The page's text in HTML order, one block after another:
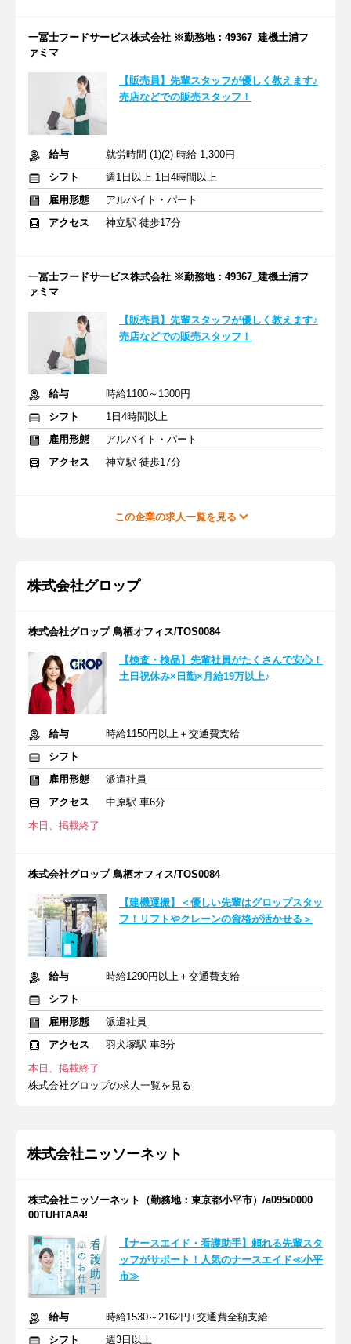
一冨士フードサービス株式会社 ※勤務地：49367_建機土浦フ
ァミマ
【販売員】先輩スタッフが優しく教えます♪
売店などでの販売スタッフ！
給与
就労時間 (1)(2) 時給 1,300円
シフト
週1日以上 1日4時間以上
雇用形態
アルバイト・パート
アクセス
神立駅 徒歩17分
一冨士フードサービス株式会社 ※勤務地：49367_建機土浦フ
ァミマ
【販売員】先輩スタッフが優しく教えます♪
売店などでの販売スタッフ！
給与
時給1100～1300円
シフト
1日4時間以上
雇用形態
アルバイト・パート
アクセス
神立駅 徒歩17分
この企業の求人一覧を見る
株式会社グロップ
株式会社グロップ 鳥栖オフィス/TOS0084
【検査・検品】先輩社員がたくさんで安心！
土日祝休み×日勤×月給19万以上♪
給与
時給1150円以上＋交通費支給
シフト
雇用形態
派遣社員
アクセス
中原駅 車6分
本日、掲載終了
株式会社グロップ 鳥栖オフィス/TOS0084
【建機運搬】＜優しい先輩はグロップスタッ
フ！リフトやクレーンの資格が活かせる＞
給与
時給1290円以上＋交通費支給
シフト
雇用形態
派遣社員
アクセス
羽犬塚駅 車8分
本日、掲載終了
株式会社グロップの求人一覧を見る
株式会社ニッソーネット
株式会社ニッソーネット（勤務地：東京都小平市）/a095i0000
00TUHTAA4!
【ナースエイド・看護助手】頼れる先輩スタ
ッフがサポート！人気のナースエイド≪小平
市≫
給与
時給1530～2162円+交通費全額支給
シフト
週3日以上